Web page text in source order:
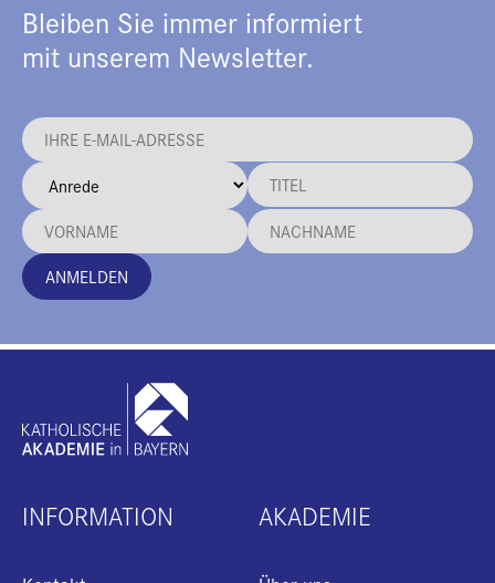
Bleiben Sie immer informiert
mit unserem Newsletter.
ANMELDEN
INFORMATION AKADEMIE